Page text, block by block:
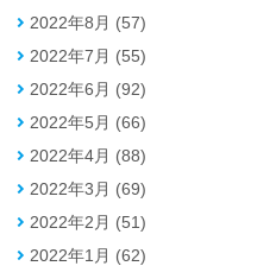
2022年8月 (57)
2022年7月 (55)
2022年6月 (92)
2022年5月 (66)
2022年4月 (88)
2022年3月 (69)
2022年2月 (51)
2022年1月 (62)